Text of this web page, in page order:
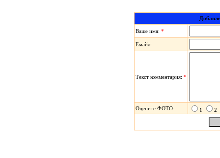
Ваше имя: *
Емайл:
Текст комментария: *
Оцените ФОТО: 1 2